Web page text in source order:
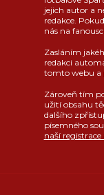
jejich autor a
redakce.
nás na
Zasláním
redakci
tomto webu a
Zároveň tím
užití obsahu
dalšího
písemného
naší registrace